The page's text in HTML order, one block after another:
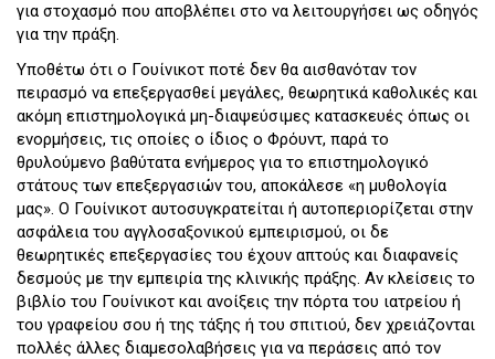
για στοχασμό που αποβλέπει στο να λειτουργήσει ως οδηγός
για την πράξη.
Υποθέτω ότι ο Γουίνικοτ ποτέ δεν θα αισθανόταν τον
πειρασμό να επεξεργασθεί μεγάλες, θεωρητικά καθολικές και
ακόμη επιστημολογικά μη-διαψεύσιμες κατασκευές όπως οι
ενορμήσεις, τις οποίες ο ίδιος ο Φρόυντ, παρά το
θρυλούμενο βαθύτατα ενήμερος για το επιστημολογικό
στάτους των επεξεργασιών του, αποκάλεσε «η μυθολογία
μας». Ο Γουίνικοτ αυτοσυγκρατείται ή αυτοπεριορίζεται στην
ασφάλεια του αγγλοσαξονικού εμπειρισμού, οι δε
θεωρητικές επεξεργασίες του έχουν απτούς και διαφανείς
δεσμούς με την εμπειρία της κλινικής πράξης. Αν κλείσεις το
βιβλίο του Γουίνικοτ και ανοίξεις την πόρτα του ιατρείου ή
του γραφείου σου ή της τάξης ή του σπιτιού, δεν χρειάζονται
πολλές άλλες διαμεσολαβήσεις για να περάσεις από τον